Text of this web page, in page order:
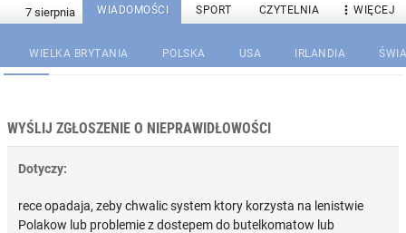
WIADOMOŚCI SPORT CZYTELNIA  WIĘCEJ
WIELKA BRYTANIA POLSKA USA IRLANDIA
WYŚLIJ ZGŁOSZENIE O NIEPRAWIDŁOWOŚCI
Dotyczy:
rece opadaja, zeby chwalic system ktory korzysta na lenistwie
Polakow lub problemie z dostepem do butelkomatow lub